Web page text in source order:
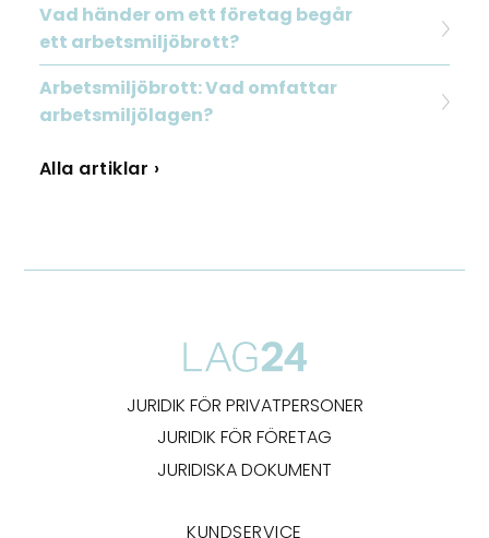
Vad händer om ett företag begår
ett arbetsmiljöbrott?
Arbetsmiljöbrott: Vad omfattar
arbetsmiljölagen?
Alla artiklar ›
JURIDIK FÖR PRIVATPERSONER
JURIDIK FÖR FÖRETAG
JURIDISKA DOKUMENT
KUNDSERVICE